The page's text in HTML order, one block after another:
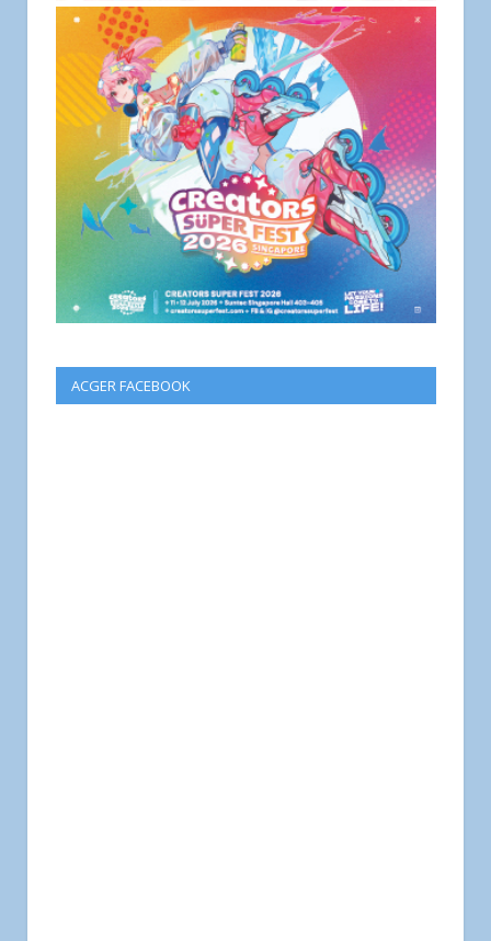
ACGER FACEBOOK